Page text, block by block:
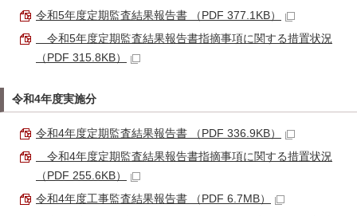
令和5年度定期監査結果報告書 （PDF 377.1KB）
令和5年度定期監査結果報告書指摘事項に関する措置状況
（PDF 315.8KB）
令和4年度実施分
令和4年度定期監査結果報告書 （PDF 336.9KB）
令和4年度定期監査結果報告書指摘事項に関する措置状況
（PDF 255.6KB）
令和4年度工事監査結果報告書 （PDF 6.7MB）